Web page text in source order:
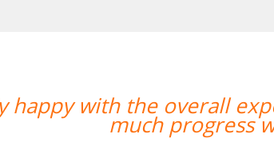
an amazing teacher and
so much!””